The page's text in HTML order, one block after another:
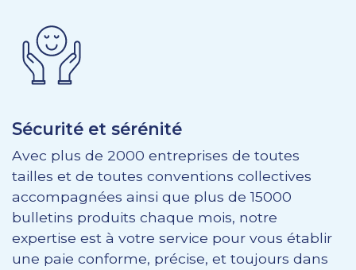
Sécurité et sérénité
Avec plus de 2000 entreprises de toutes
tailles et de toutes conventions collectives
accompagnées ainsi que plus de 15000
bulletins produits chaque mois, notre
expertise est à votre service pour vous établir
une paie conforme, précise, et toujours dans